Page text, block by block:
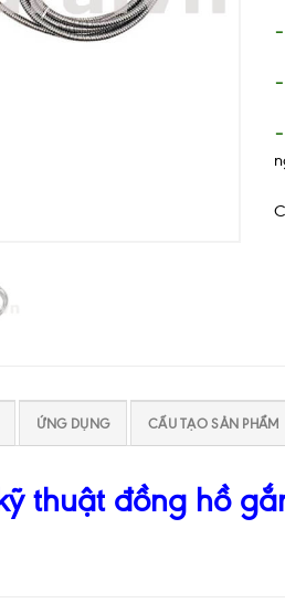
ỨNG DỤNG CẤU TẠO SẢN PHẨM
thuật đồng hồ